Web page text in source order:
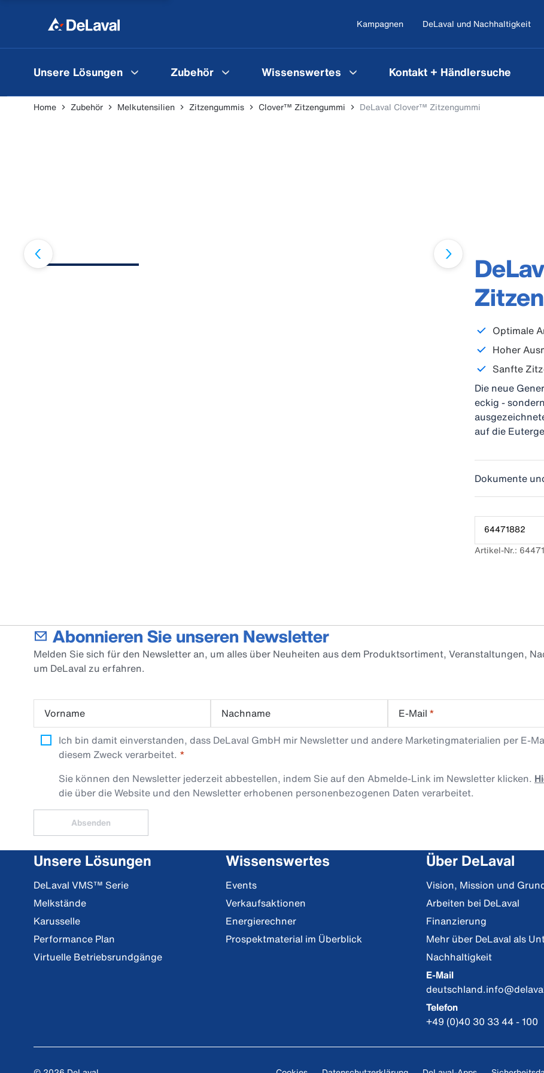
Kampagnen DeLaval und Nachhaltigkeit
Unsere Lösungen Zubehör Wissenswertes Kontakt + Händlersuche
Home Zubehör Melkutensilien Zitzengummis Clover™ Zitzengummi DeLaval Clover™ Zitzengummi
Optimale
Hoher
Sanfte
Die neue
eckig -
auf die
Dokumente
64471882
Artikel-Nr.:
Abonnieren Sie unseren Newsletter
Melden Sie sich für den Newsletter an, um alles über Neuheiten aus dem Produktsortiment, Veranstaltungen,
um DeLaval zu erfahren.
Vorname Nachname E-Mail *
Ich bin damit einverstanden, dass DeLaval GmbH mir Newsletter und andere Marketingmaterialien per E-
diesem Zweck verarbeitet.
Sie können den Newsletter jederzeit abbestellen, indem Sie auf den Abmelde-Link im Newsletter klicken.
die über die Website und den Newsletter erhobenen personenbezogenen Daten verarbeitet.
Absenden
Unsere Lösungen
DeLaval VMS™ Serie
Melkstände
Karusselle
Performance Plan
Virtuelle Betriebsrundgänge
Wissenswertes
Events
Verkaufsaktionen
Energierechner
Prospektmaterial im Überblick
Über DeLaval
Vision, Mission und
Arbeiten bei DeLaval
Finanzierung
Mehr über DeLaval als
Nachhaltigkeit
E-Mail
Telefon
+49 (0)40 30 33 44 - 100